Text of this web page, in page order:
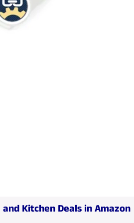
Kitchen Deals in Amazon